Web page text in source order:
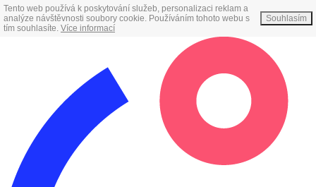
Tento web používá k poskytování služeb, personalizaci reklam a
analýze návštěvnosti soubory cookie. Používáním tohoto webu s
tím souhlasíte. Více informací
Souhlasím